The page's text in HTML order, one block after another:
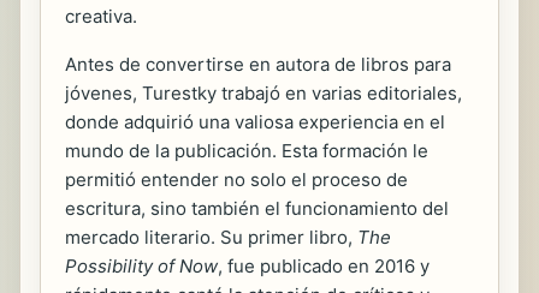
creativa.
Antes de convertirse en autora de libros para
jóvenes, Turestky trabajó en varias editoriales,
donde adquirió una valiosa experiencia en el
mundo de la publicación. Esta formación le
permitió entender no solo el proceso de
escritura, sino también el funcionamiento del
mercado literario. Su primer libro, The
Possibility of Now, fue publicado en 2016 y